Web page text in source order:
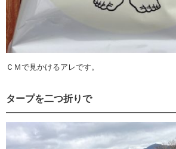
ＣＭで見かけるアレです。
タープを二つ折りで